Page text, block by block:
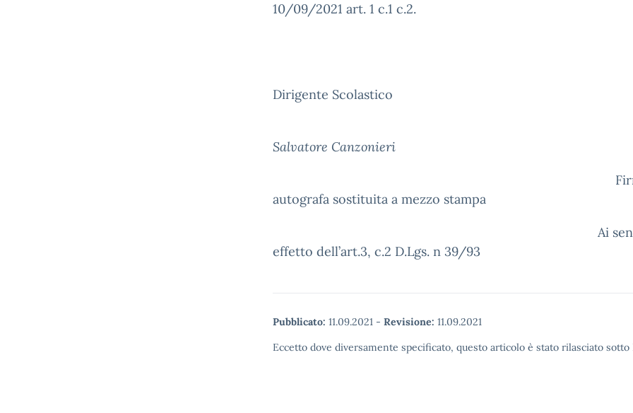
10/09/2021 art. 1 c.1 c.2.
Dirigente Scolastico
Salvatore Canzonieri
autografa sostituita a mezzo stampa
Ai sensi e
effetto dell’art.3, c.2 D.Lgs. n 39/93
Pubblicato: 11.09.2021 - Revisione: 11.09.2021
Eccetto dove diversamente specificato, questo articolo è stato rilasciato